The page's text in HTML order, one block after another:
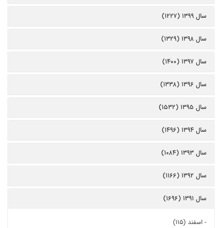
سال ۱۳۹۹ (۱۲۲۷)
سال ۱۳۹۸ (۱۳۲۹)
سال ۱۳۹۷ (۱۴۰۰)
سال ۱۳۹۶ (۱۳۳۸)
سال ۱۳۹۵ (۱۵۳۲)
سال ۱۳۹۴ (۱۴۹۶)
سال ۱۳۹۳ (۱۰۸۴)
سال ۱۳۹۲ (۱۱۶۶)
سال ۱۳۹۱ (۱۶۹۶)
- اسفند (۱۱۵)